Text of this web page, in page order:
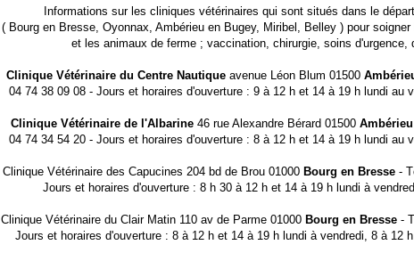
Informations sur les cliniques vétérinaires qui sont situés dans le
( Bourg en Bresse, Oyonnax, Ambérieu en Bugey, Miribel, Belley ) pour
et les animaux de ferme ; vaccination, chirurgie, soins d'urgence,
Clinique Vétérinaire du Centre Nautiqueavenue Léon Blum 01500
04 74 38 09 08 - Jours et horaires d'ouverture : 9 à 12 h et 14 à 19 h lundi au
Clinique Vétérinaire de l'Albarine46 rue Alexandre Bérard 01500
04 74 34 54 20 - Jours et horaires d'ouverture : 8 à 12 h et 14 à 19 h lundi au
Clinique Vétérinaire des Capucines 204 bd de Brou 01000 Bourg en Bresse -
Jours et horaires d'ouverture : 8 h 30 à 12 h et 14 à 19 h lundi à
Clinique Vétérinaire du Clair Matin 110 av de Parme 01000 Bourg en Bresse -
Jours et horaires d'ouverture : 8 à 12 h et 14 à 19 h lundi à vendredi, 8 à 12